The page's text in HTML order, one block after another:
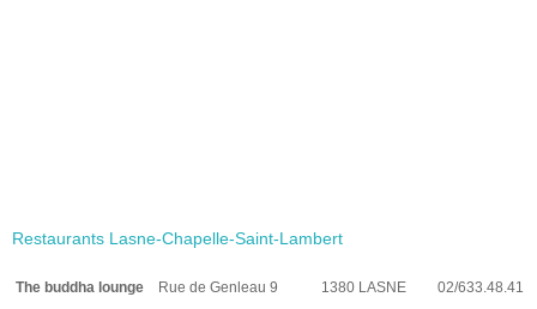
Restaurants Lasne-Chapelle-Saint-Lambert
The buddha lounge Rue de Genleau 9 1380 LASNE
02/633.48.41